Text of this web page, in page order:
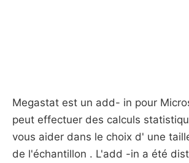
Megastat est un add- in pour
peut effectuer des calculs
vous aider dans le choix d' une
de l'échantillon . L'add -in a été